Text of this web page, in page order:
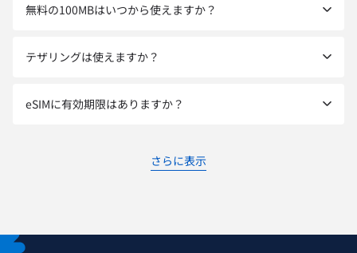
無料の100MBはいつから使えますか？
テザリングは使えますか？
eSIMに有効期限はありますか？
さらに表示